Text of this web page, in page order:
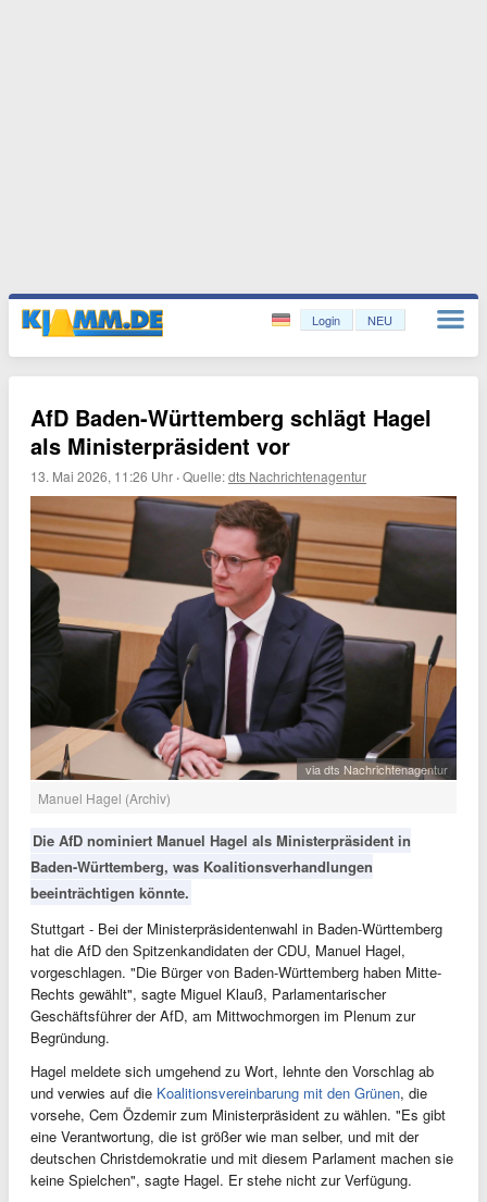
Login NEU
AfD Baden-Württemberg schlägt Hagel
als Ministerpräsident vor
13. Mai 2026, 11:26 Uhr ·Quelle:dts Nachrichtenagentur
via dts Nachrichtenagentur
Manuel Hagel (Archiv)
Die AfD nominiert Manuel Hagel als Ministerpräsident in
Baden-Württemberg, was Koalitionsverhandlungen
beeinträchtigen könnte.
Stuttgart - Bei der Ministerpräsidentenwahl in Baden-Württemberg
hat die AfD den Spitzenkandidaten der CDU, Manuel Hagel,
vorgeschlagen. "Die Bürger von Baden-Württemberg haben Mitte-
Rechts gewählt", sagte Miguel Klauß, Parlamentarischer
Geschäftsführer der AfD, am Mittwochmorgen im Plenum zur
Begründung.
Hagel meldete sich umgehend zu Wort, lehnte den Vorschlag ab
und verwies auf die Koalitionsvereinbarung mit den Grünen, die
vorsehe, Cem Özdemir zum Ministerpräsident zu wählen. "Es gibt
eine Verantwortung, die ist größer wie man selber, und mit der
deutschen Christdemokratie und mit diesem Parlament machen sie
keine Spielchen", sagte Hagel. Er stehe nicht zur Verfügung.